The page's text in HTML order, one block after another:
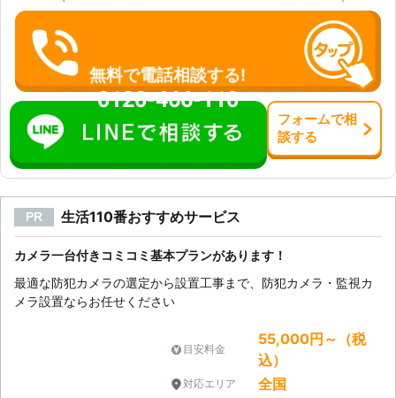
無料で電話相談する!
0120-466-110
フォームで相
談する
PR 生活110番おすすめサービス
カメラ一台付きコミコミ基本プランがあります！
最適な防犯カメラの選定から設置工事まで、防犯カメラ・監視カ
メラ設置ならお任せください
目安料金
55,000円～（税
込）
対応エリア 全国